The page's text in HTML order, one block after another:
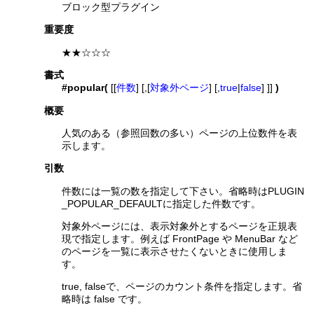
ブロック型プラグイン
重要度
★★☆☆☆
書式
#popular( [[件数] [,[対象外ページ] [,true|false] ]])
概要
人気のある（参照回数の多い）ページの上位数件を表
示します。
引数
件数には一覧の数を指定して下さい。省略時はPLUGIN
_POPULAR_DEFAULTに指定した件数です。
対象外ページには、表示対象外とするページを正規表
現で指定します。例えば FrontPage や MenuBar など
のページを一覧に表示させたくないときに使用しま
す。
true, falseで、ページのカウント条件を指定します。省
略時は false です。